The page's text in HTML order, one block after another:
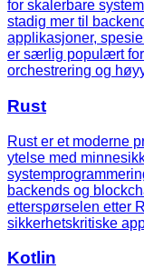
for skalerbare
stadig mer til
applikasjoner,
er særlig populært for
orchestrering og
Rust
Rust er et moderne
ytelse med
backends og
etterspørselen etter
sikkerhetskritiske
Kotlin